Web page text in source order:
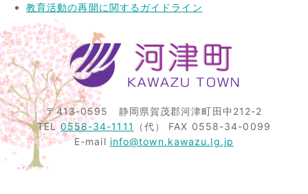
教育活動の再開に関するガイドライン
〒413-0595 静岡県賀茂郡河津町田中212-2
TEL0558-34-1111 （代） FAX 0558-34-0099
E-mail info@town.kawazu.lg.jp